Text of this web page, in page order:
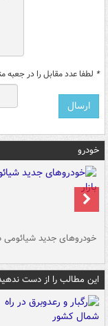
* لطفا عدد مقابل را در جعبه
خودرو
خودروهای جدید شیائومی در
این مطالب را از دست